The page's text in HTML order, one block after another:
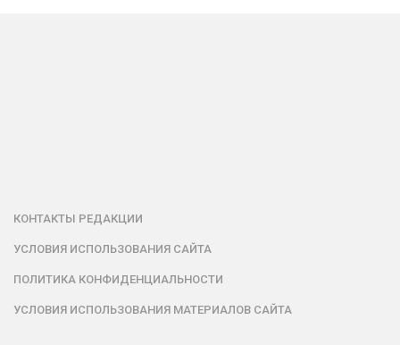
КОНТАКТЫ РЕДАКЦИИ
УСЛОВИЯ ИСПОЛЬЗОВАНИЯ САЙТА
ПОЛИТИКА КОНФИДЕНЦИАЛЬНОСТИ
УСЛОВИЯ ИСПОЛЬЗОВАНИЯ МАТЕРИАЛОВ САЙТА